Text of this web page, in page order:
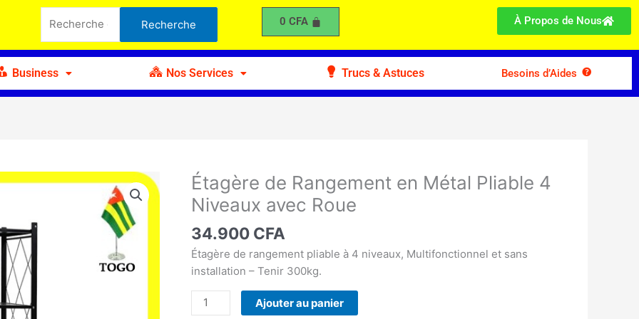
pour :
Recherche 0 CFA À Propos de Nous
Business Nos Services Trucs & Astuces Besoins d’Aides
Étagère de Rangement en Métal Pliable 4
Niveaux avec Roue
34.900 CFA
Étagère de rangement pliable à 4 niveaux, Multifonctionnel et sans
installation – Tenir 300kg.
quantité
de
Étagère
de
Rangement
en
Pliable
4
Ajouter au panier
Rangement
Métal
Pliable
Niveaux